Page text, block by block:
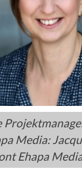
Media:
Ehapa